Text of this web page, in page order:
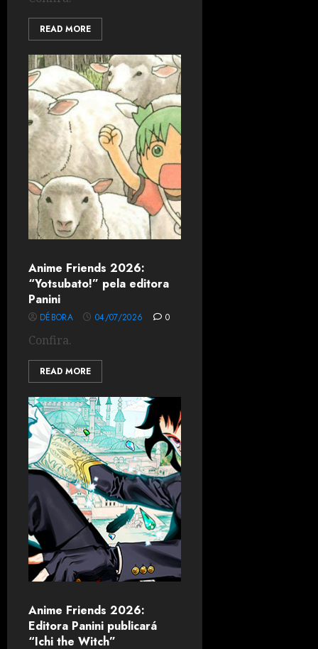
READ MORE
Anime Friends 2026:
“Yotsubato!” pela editora
Panini
DÉBORA 04/07/2026 0
Confira.
READ MORE
Anime Friends 2026:
Editora Panini publicará
“Ichi the Witch”